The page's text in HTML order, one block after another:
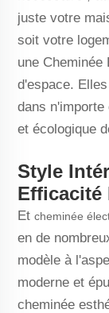
juste votre
soit votre
une Cheminée
d'espace.
dans
et écologique
Style
Efficacité
Et cheminée
en de
modèle à
moderne et
cheminée